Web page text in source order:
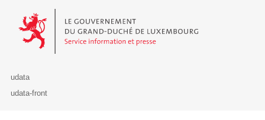
Le Gouvernement du Grand-Duché de Luxembourg - Service
udata
udata-front